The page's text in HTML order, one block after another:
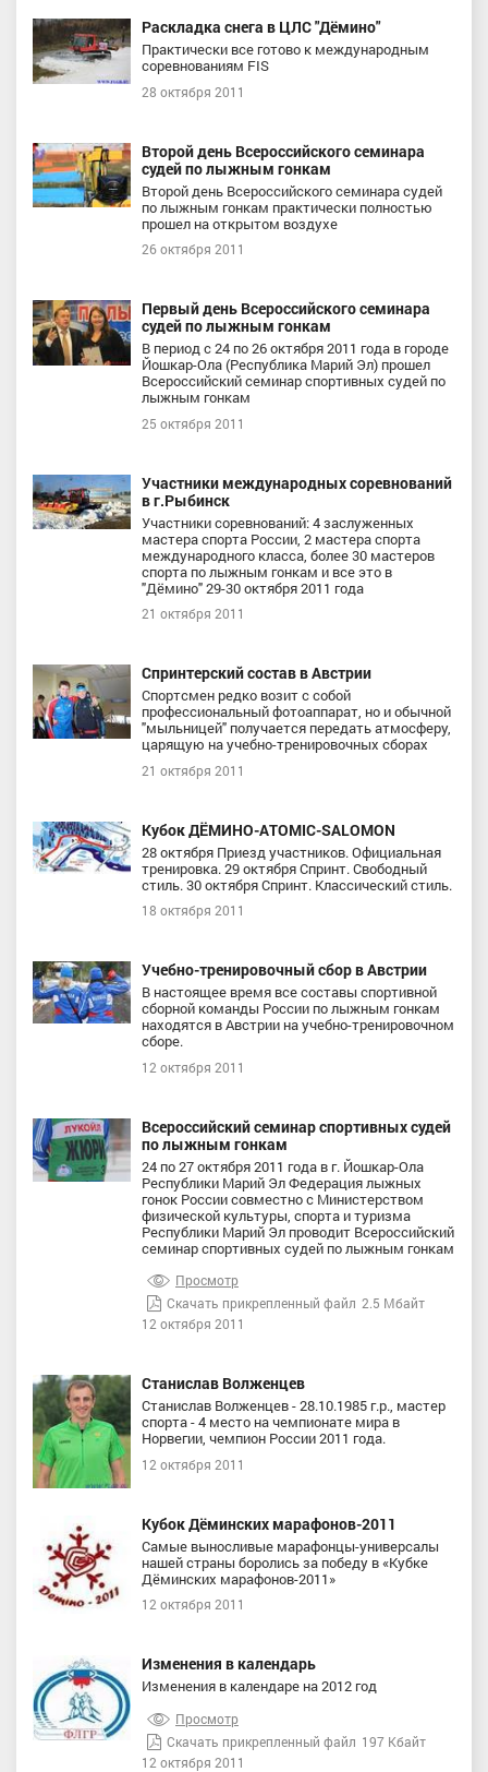
Раскладка снега в ЦЛС "Дёмино"
Практически все готово к международным
соревнованиям FIS
28 октября 2011
Второй день Всероссийского семинара
судей по лыжным гонкам
Второй день Всероссийского семинара судей
по лыжным гонкам практически полностью
прошел на открытом воздухе
26 октября 2011
Первый день Всероссийского семинара
судей по лыжным гонкам
В период с 24 по 26 октября 2011 года в городе
Йошкар-Ола (Республика Марий Эл) прошел
Всероссийский семинар спортивных судей по
лыжным гонкам
25 октября 2011
Участники международных соревнований
в г.Рыбинск
Участники соревнований: 4 заслуженных
мастера спорта России, 2 мастера спорта
международного класса, более 30 мастеров
спорта по лыжным гонкам и все это в
"Дёмино" 29-30 октября 2011 года
21 октября 2011
Спринтерский состав в Австрии
Спортсмен редко возит с собой
профессиональный фотоаппарат, но и обычной
"мыльницей" получается передать атмосферу,
царящую на учебно-тренировочных сборах
21 октября 2011
Кубок ДЁМИНО-ATOMIC-SALOMON
28 октября Приезд участников. Официальная
тренировка. 29 октября Спринт. Свободный
стиль. 30 октября Спринт. Классический cтиль.
18 октября 2011
Учебно-тренировочный сбор в Австрии
В настоящее время все составы спортивной
сборной команды России по лыжным гонкам
находятся в Австрии на учебно-тренировочном
сборе.
12 октября 2011
Всероссийский семинар спортивных судей
по лыжным гонкам
24 по 27 октября 2011 года в г. Йошкар-Ола
Республики Марий Эл Федерация лыжных
гонок России совместно с Министерством
физической культуры, спорта и туризма
Республики Марий Эл проводит Всероссийский
семинар спортивных судей по лыжным гонкам
Просмотр
Скачать прикрепленный файл 2.5 Мбайт
12 октября 2011
Станислав Волженцев
Станислав Волженцев - 28.10.1985 г.р., мастер
спорта - 4 место на чемпионате мира в
Норвегии, чемпион России 2011 года.
12 октября 2011
Кубок Дёминских марафонов-2011
Самые выносливые марафонцы-универсалы
нашей страны боролись за победу в «Кубке
Дёминских марафонов-2011»
12 октября 2011
Изменения в календарь
Изменения в календаре на 2012 год
Просмотр
Скачать прикрепленный файл 197 Кбайт
12 октября 2011